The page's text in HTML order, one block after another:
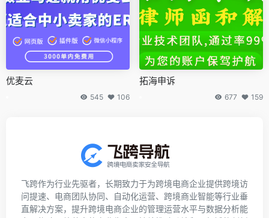
优麦云
545 106
拓海申诉
677 159
飞跨作为行业先驱者，长期致力于为跨境电商企业提供跨境访
问提速、电商团队协同、自动化运营、跨境商业智能等行业垂
直解决方案，提升跨境电商企业的管理运营水平与数据分析能